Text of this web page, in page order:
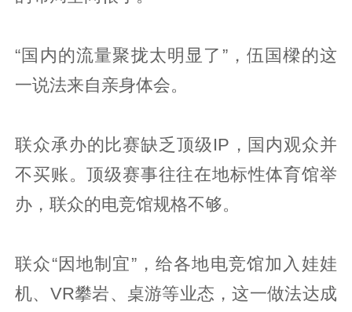
“国内的流量聚拢太明显了”，伍国樑的这
一说法来自亲身体会。
联众承办的比赛缺乏顶级IP，国内观众并
不买账。顶级赛事往往在地标性体育馆举
办，联众的电竞馆规格不够。
联众“因地制宜”，给各地电竞馆加入娃娃
机、VR攀岩、桌游等业态，这一做法达成